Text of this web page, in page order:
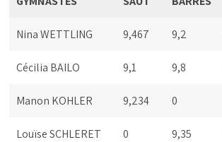
Nina WETTLING 9,467 9,2
Cécilia BAILO 9,1 9,8
Manon KOHLER 9,234 0
Louïse SCHLERET 0 9,35